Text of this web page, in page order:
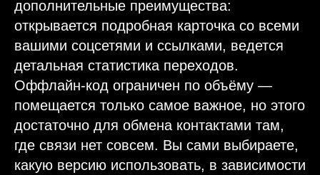
дополнительные преимущества:
открывается подробная карточка cо всеми
вашими соцсетями и ссылками, ведется
детальная статистика переходов.
Оффлайн-код ограничен по объёму —
помещается только самое важное, но этого
достаточно для обмена контактами там,
где связи нет совсем. Вы сами выбираете,
какую версию использовать, в зависимости